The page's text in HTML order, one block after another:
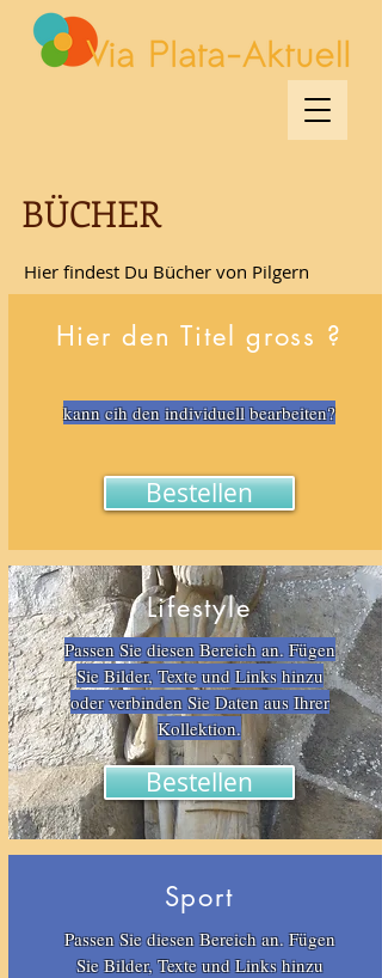
BÜCHER
Hier findest Du Bücher von Pilgern
Hier den Titel gross ?
kann cih den individuell bearbeiten?
Bestellen
Lifestyle
Passen Sie diesen Bereich an. Fügen
Sie Bilder, Texte und Links hinzu
oder verbinden Sie Daten aus Ihrer
Kollektion.
Bestellen
Sport
Passen Sie diesen Bereich an. Fügen
Sie Bilder, Texte und Links hinzu